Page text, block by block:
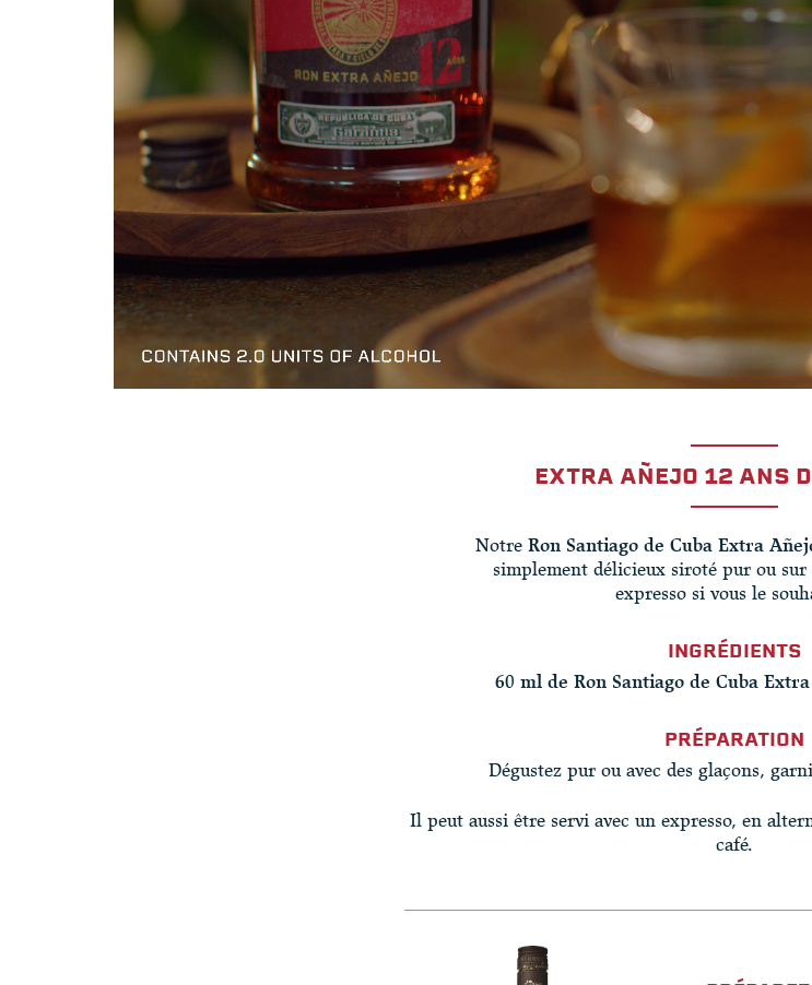
EXTRA AÑEJO 12 ANS
Notre Ron Santiago de Cuba Extra
simplement délicieux siroté pur ou sur
expresso si vous le
INGRÉDIENTS
60 ml de Ron Santiago de Cuba Extra
PRÉPARATION
Dégustez pur ou avec des glaçons,
Il peut aussi être servi avec un expresso, en
café.